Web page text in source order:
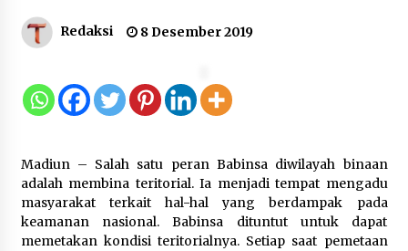
Jaga Kebugaran Petugas, Lapas
Kelas I Tangerang Gelar Cek
Lanjutan
6 Agustus 2026
Kemenkum Malut Dorong
Perlindungan Hak Cipta Musik di Era
Digital, Sosialisasikan Pencatatan
Gratis dan Penguatan Royalti
6 Agustus 2026
Redaksi 8 Desember 2019
Madiun – Salah satu peran Babinsa diwilayah binaan
adalah membina teritorial. Ia menjadi tempat mengadu
masyarakat terkait hal-hal yang berdampak pada
keamanan nasional. Babinsa dituntut untuk dapat
memetakan kondisi teritorialnya. Setiap saat pemetaan